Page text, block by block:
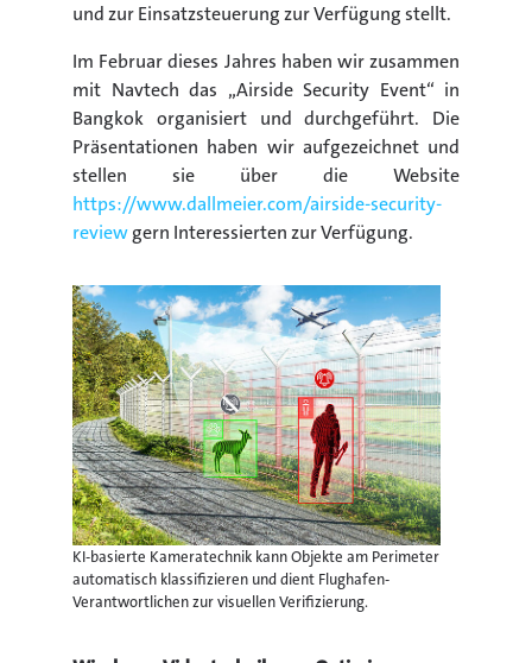
und zur Einsatzsteuerung zur Verfügung stellt.
Im Februar dieses Jahres haben wir zusammen
mit Navtech das „Airside Security Event“ in
Bangkok organisiert und durchgeführt. Die
Präsentationen haben wir aufgezeichnet und
stellen sie über die Website
https://www.dallmeier.com/airside-security-
reviewgern Interessierten zur Verfügung.
KI-basierte Kameratechnik kann Objekte am Perimeter
automatisch klassifizieren und dient Flughafen-
Verantwortlichen zur visuellen Verifizierung.